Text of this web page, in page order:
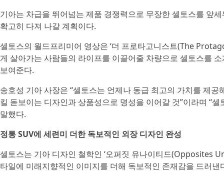
기아는 차급을 뛰어넘는 제품 경쟁력으로 무장한 셀토스를 앞
확고히 다져 나갈 계획이다.
셀토스의 월드프리미어 영상은 ‘더 프로타고니스트(The
게 살아가는 사람들의 라이프를 이끌어줄 차량으로 셀토스를
보여준다.
송호성 기아 사장은 “셀토스는 언제나 동급 최고의 가치를 제
킬 돋보이는 디자인과 상품성으로 명성을 이어갈 것”이라며 “
말했다.
정통 SUV에 세련미 더한 독보적인 외장 디자인 완성
셀토스는 기아 디자인 철학인 ‘오퍼짓 유나이티드(Opposites
타일에 미래지향적인 이미지를 더해 독보적인 존재감을 드러낸